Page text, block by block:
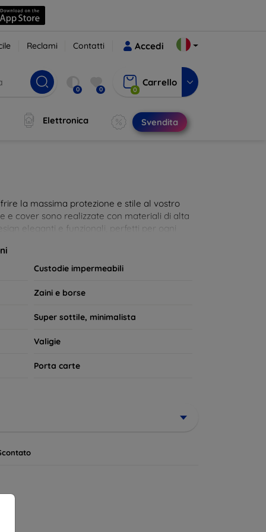
Reclami Contatti Accedi
0 0 0
Carrello
Elettronica Svendita
la massima protezione e stile al vostro
e cover sono realizzate con materiali di alta
eleganti e funzionali, perfetti per ogni
Custodie impermeabili
Zaini e borse
Super sottile, minimalista
Valigie
Porta carte